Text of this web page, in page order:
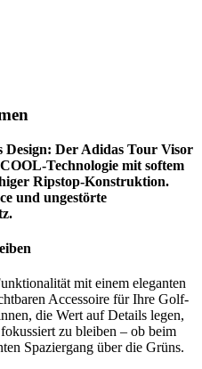
Der Adidas Tour Visor
Technologie mit softem
Ripstop-Konstruktion.
und ungestörte
mit einem eleganten
Accessoire für Ihre Golf-
die Wert auf Details legen,
zu bleiben – ob beim
Spaziergang über die Grüns.